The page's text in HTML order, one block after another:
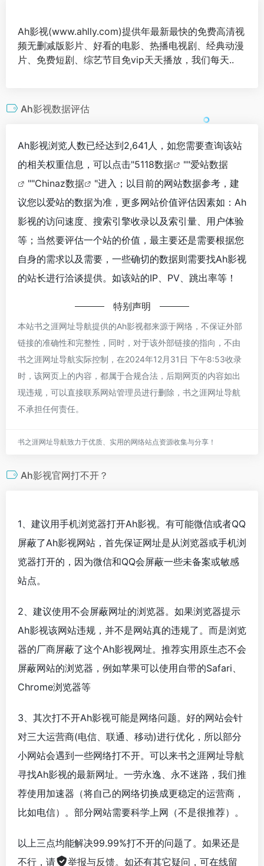
Ah影视(www.ahlly.com)提供年最新最快的免费高清视
频无删减版影片、好看的电影、热播电视剧、经典动漫
片、免费短剧、综艺节目免vip天天播放，我们每天..
Ah影视数据评估
Ah影视浏览人数已经达到2,641人，如您需要查询该站
的相关权重信息，可以点击"5118数据 ""爱站数据
""Chinaz数据
"进入；以目前的网站数据参考，建
议您以爱站的数据为准，更多网站价值评估因素如：Ah
影视的访问速度、搜索引擎收录以及索引量、用户体验
等；当然要评估一个站的价值，最主要还是需要根据您
自身的需求以及需要，一些确切的数据则需要找Ah影视
的站长进行洽谈提供。如该站的IP、PV、跳出率等！
特别声明
本站书之涯网址导航提供的Ah影视都来源于网络，不保证外部
链接的准确性和完整性，同时，对于该外部链接的指向，不由
书之涯网址导航实际控制，在2024年12月31日 下午8:53收录
时，该网页上的内容，都属于合规合法，后期网页的内容如出
现违规，可以直接联系网站管理员进行删除，书之涯网址导航
不承担任何责任。
书之涯网址导航致力于优质、实用的网络站点资源收集与分享！
Ah影视官网打不开？
1、建议用手机浏览器打开Ah影视。有可能微信或者QQ
屏蔽了Ah影视网站，首先保证网址是从浏览器或手机浏
览器打开的，因为微信和QQ会屏蔽一些未备案或敏感
站点。
2、建议使用不会屏蔽网址的浏览器。如果浏览器提示
Ah影视该网站违规，并不是网站真的违规了。而是浏览
器的厂商屏蔽了这个Ah影视网址。推荐实用原生态不会
屏蔽网站的浏览器，例如苹果可以使用自带的Safari、
Chrome浏览器等
3、其次打不开Ah影视可能是网络问题。好的网站会针
对三大运营商(电信、联通、移动)进行优化，所以部分
小网站会遇到一些网络打不开。可以来书之涯网址导航
寻找Ah影视的最新网址。一劳永逸、永不迷路，我们推
荐使用加速器（将自己的网络切换成更稳定的运营商，
比如电信）。部分网站需要科学上网（不是很推荐）。
以上三点均能解决99.99%打不开的问题了。如果还是
不行，请
举报与反馈。如还有其它疑问，可在线留